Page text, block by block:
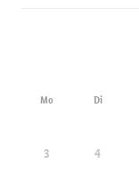
Mo Di
3
4